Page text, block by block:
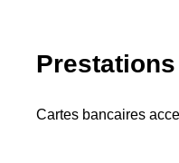
Cartes bancaires